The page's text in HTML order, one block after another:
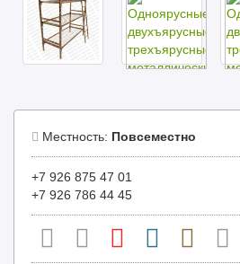
Местность: Повсеместно
+7 926 875 47 01
+7 926 786 44 45